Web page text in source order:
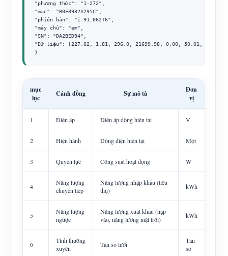
"phương thức": "1-272",
"mac": "B0F8932A295C",
"phiên bản": "i.91.062T6",
"máy chủ": "em",
"SN": "DA2BED94",
"Dữ liệu": [227.02, 1.81, 296.0, 21699.98, 0.00, 50.01, 0.72]
}
mục
lục
Cánh đồng Sự mô tả
Đơn
vị
1 Điện áp Điện áp dòng hiện tại V
2 Hiện hành Dòng điện hiện tại Một
3 Quyền lực Công suất hoạt động W
4
Năng lượng
chuyển tiếp
Năng lượng nhập khẩu (tiêu
thụ)
kWh
5
Năng lượng
ngược
Năng lượng xuất khẩu (nạp
vào, năng lượng mặt trời)
kWh
6
Tính thường
xuyên
Tần số lưới
Tần
số